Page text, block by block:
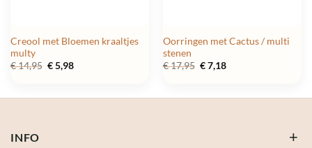
Creool met Bloemen kraaltjes
multy
€14,95 Oorspronkelijke
prijs
€5,98Huidige
Oorringen met Cactus / multi
stenen
€17,95 Oorspronkelijke
prijs
€7,18Huidige
INFO